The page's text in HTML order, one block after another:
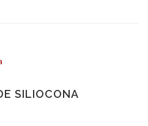
SILIOCONA